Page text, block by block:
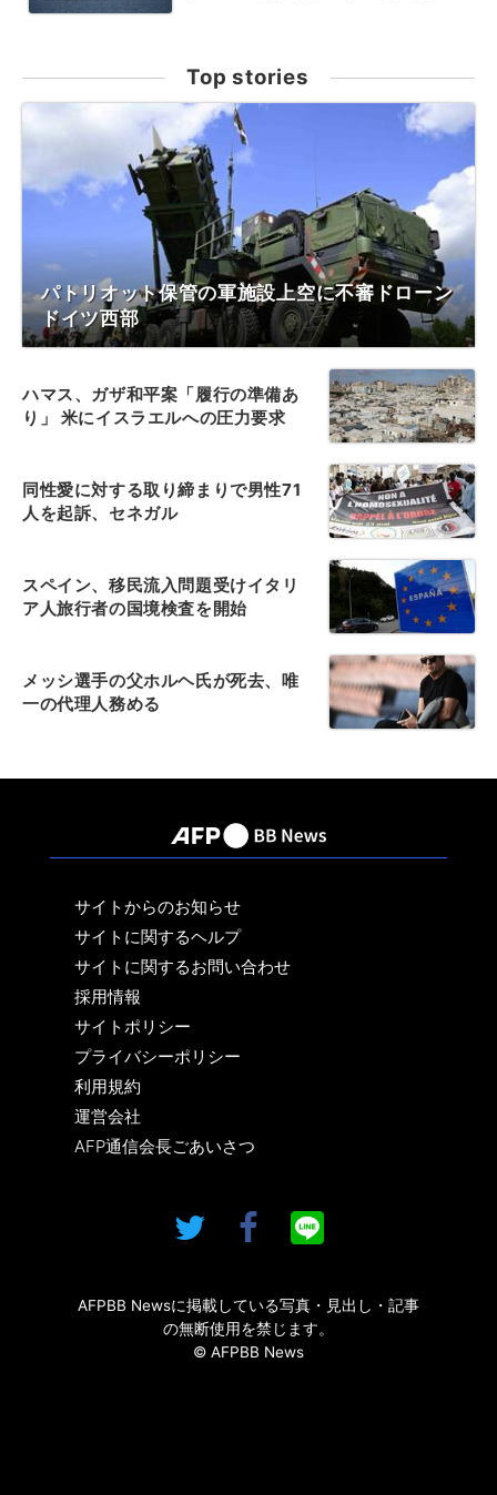
Top stories
パトリオット保管の軍施設上空に不審ドローン
ドイツ西部
ハマス、ガザ和平案「履行の準備あ
り」 米にイスラエルへの圧力要求
同性愛に対する取り締まりで男性71
人を起訴、セネガル
スペイン、移民流入問題受けイタリ
ア人旅行者の国境検査を開始
メッシ選手の父ホルヘ氏が死去、唯
一の代理人務める
サイトからのお知らせ
サイトに関するヘルプ
サイトに関するお問い合わせ
採用情報
サイトポリシー
プライバシーポリシー
利用規約
運営会社
AFP通信会長ごあいさつ
AFPBB Newsに掲載している写真・見出し・記事
の無断使用を禁じます。
© AFPBB News